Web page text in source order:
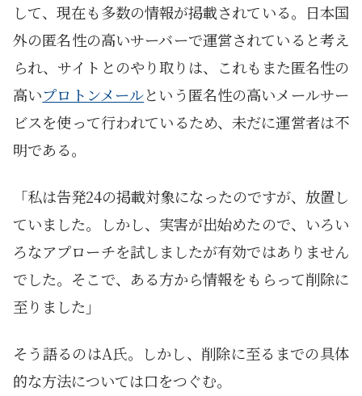
して、現在も多数の情報が掲載されている。日本国
外の匿名性の高いサーバーで運営されていると考え
られ、サイトとのやり取りは、これもまた匿名性の
高いプロトンメールという匿名性の高いメールサー
ビスを使って行われているため、未だに運営者は不
明である。
「私は告発24の掲載対象になったのですが、放置し
ていました。しかし、実害が出始めたので、いろい
ろなアプローチを試しましたが有効ではありません
でした。そこで、ある方から情報をもらって削除に
至りました」
そう語るのはA氏。しかし、削除に至るまでの具体
的な方法については口をつぐむ。